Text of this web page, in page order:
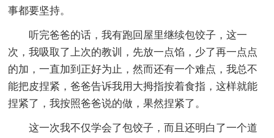
事都要坚持。
听完爸爸的话，我有跑回屋里继续包饺子，这一
次，我吸取了上次的教训，先放一点馅，少了再一点点
的加，一直加到正好为止，然而还有一个难点，我总不
能把皮捏紧，爸爸告诉我用大拇指按着食指，这样就能
捏紧了，我按照爸爸说的做，果然捏紧了。
这一次我不仅学会了包饺子，而且还明白了一个道